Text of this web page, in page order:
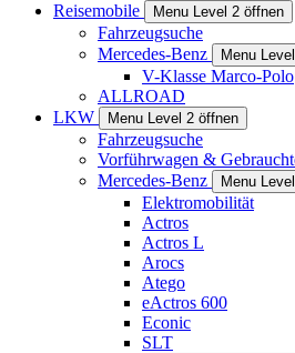
Reisemobile
Menu Level 2 öffnen
Fahrzeugsuche
Mercedes-Benz
Menu
V-Klasse Marco-Polo
ALLROAD
LKW
Menu Level 2 öffnen
Fahrzeugsuche
Vorführwagen &
Mercedes-Benz
Menu
Elektromobilität
Actros
Actros L
Arocs
Atego
eActros 600
Econic
SLT